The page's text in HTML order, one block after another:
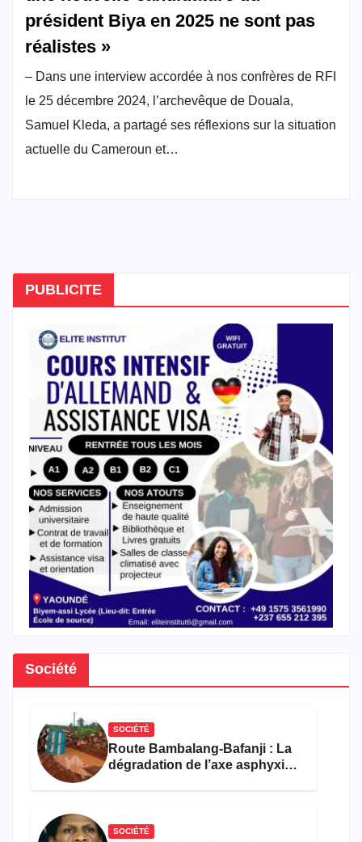
président Biya en 2025 ne sont pas
réalistes »
– Dans une interview accordée à nos confrères de RFI
le 25 décembre 2024, l’archevêque de Douala,
Samuel Kleda, a partagé ses réflexions sur la situation
actuelle du Cameroun et…
PUBLICITE
Société
SOCIÉTÉ
Route Bambalang-Bafanji : La
dégradation de l’axe asphyxie
SOCIÉTÉ